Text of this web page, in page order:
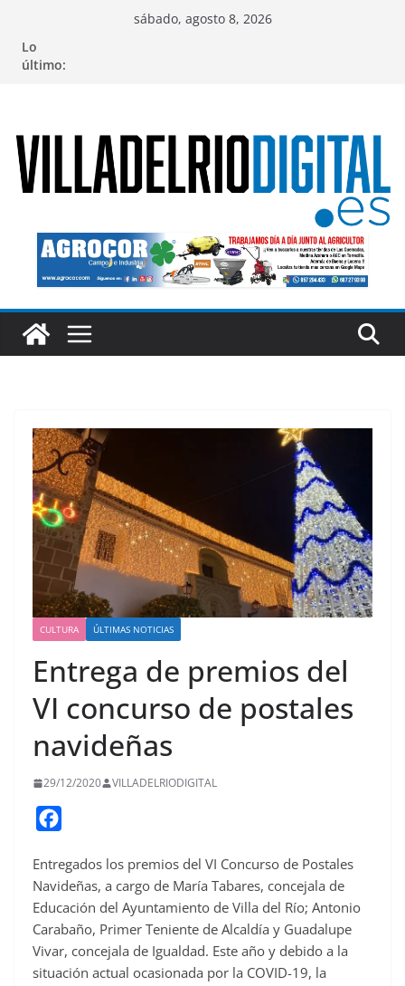
contenido
sábado, agosto 8, 2026
Lo
último:
CULTURA ÚLTIMAS NOTICIAS
Entrega de premios del
VI concurso de postales
navideñas
29/12/2020 VILLADELRIODIGITAL
c
e
b
o
o
Entregados los premios del VI Concurso de Postales
Navideñas, a cargo de María Tabares, concejala de
Educación del Ayuntamiento de Villa del Río; Antonio
Carabaño, Primer Teniente de Alcaldía y Guadalupe
Vivar, concejala de Igualdad. Este año y debido a la
situación actual ocasionada por la COVID-19, la